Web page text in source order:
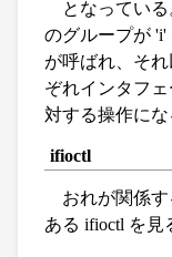
となってい
のグループが 'i'
が呼ばれ、そ
ぞれインタフ
対する操作にな
ifioctl
おれが関係
ある ifioctl を見